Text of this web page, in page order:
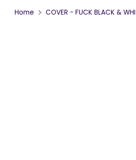
Home COVER - FUCK BLACK &